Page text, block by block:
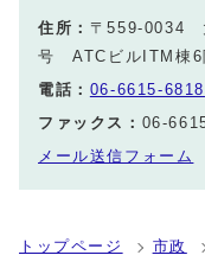
住所： 〒559-0034
号 ATCビルITM棟6
電話： 06-6615-6818
ファックス： 06-
メール送信フォーム
トップページ 市政